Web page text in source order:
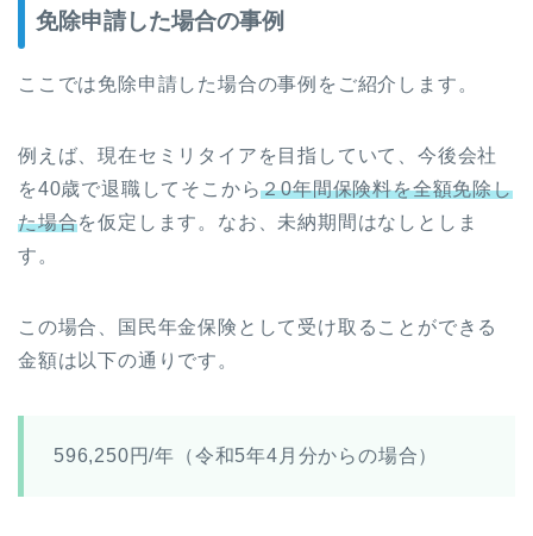
免除申請した場合の事例
ここでは免除申請した場合の事例をご紹介します。
例えば、現在セミリタイアを目指していて、今後会社
を40歳で退職してそこから２0年間保険料を全額免除し
た場合を仮定します。なお、未納期間はなしとしま
す。
この場合、国民年金保険として受け取ることができる
金額は以下の通りです。
596,250円/年（令和5年4月分からの場合）